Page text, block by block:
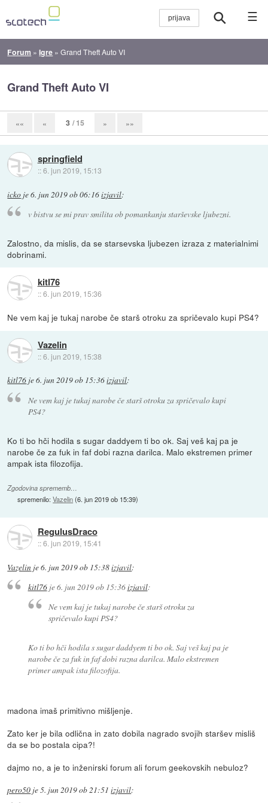
☰
Forum »Igre »Grand Theft Auto VI
Grand Theft Auto VI
«« « 3 / 15 » »»
springfield
::6. jun 2019, 15:13
icko je6. jun 2019 ob 06:16izjavil:
v bistvu se mi prav smilita ob pomankanju starševske ljubezni.
Zalostno, da mislis, da se starsevska ljubezen izraza z materialnimi
dobrinami.
kitl76
::6. jun 2019, 15:36
Ne vem kaj je tukaj narobe če starš otroku za spričevalo kupi PS4?
Vazelin
::6. jun 2019, 15:38
kitl76 je6. jun 2019 ob 15:36izjavil:
Ne vem kaj je tukaj narobe če starš otroku za spričevalo kupi
PS4?
Ko ti bo hči hodila s sugar daddyem ti bo ok. Saj veš kaj pa je
narobe če za fuk in faf dobi razna darilca. Malo ekstremen primer
ampak ista filozofija.
Zgodovina sprememb…
spremenilo:Vazelin(6. jun 2019 ob 15:39)
RegulusDraco
::6. jun 2019, 15:41
Vazelin je6. jun 2019 ob 15:38izjavil:
kitl76je6. jun 2019 ob 15:36izjavil:
Ne vem kaj je tukaj narobe če starš otroku za
spričevalo kupi PS4?
Ko ti bo hči hodila s sugar daddyem ti bo ok. Saj veš kaj pa je
narobe če za fuk in faf dobi razna darilca. Malo ekstremen
primer ampak ista filozofija.
madona imaš primitivno mišljenje.
Zato ker je bila odlična in zato dobila nagrado svojih staršev misliš
da se bo postala cipa?!
dajmo no, a je to inženirski forum ali forum geekovskih nebuloz?
pero50 je5. jun 2019 ob 21:51 izjavil: